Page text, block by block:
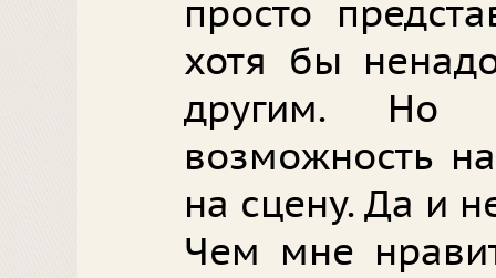
просто
хотя бы
другим.
возможность
на сцену. Да и
Чем мне